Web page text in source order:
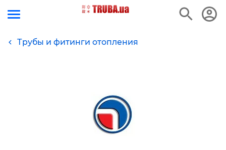
Трубы и фитинги отопления